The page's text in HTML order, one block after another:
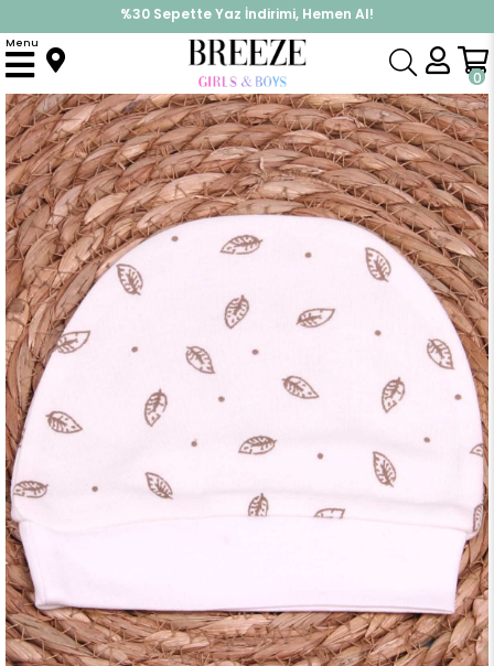
%30 Sepette Yaz İndirimi, Hemen Al!
İndirimlere ek %10 İndirimi Kap, Hemen Üye Ol!
0
Menu
Anasayfa Şapka